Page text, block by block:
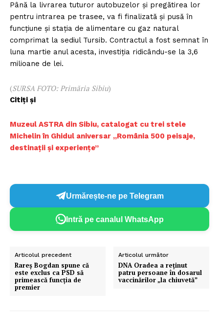
Până la livrarea tuturor autobuzelor și pregătirea lor
pentru intrarea pe trasee, va fi finalizată și pusă în
funcțiune și stația de alimentare cu gaz natural
comprimat la sediul Tursib. Contractul a fost semnat în
luna martie anul acesta, investiția ridicându-se la 3,6
milioane de lei.
(SURSA FOTO: Primăria Sibiu)
Citiți și
Muzeul ASTRA din Sibiu, catalogat cu trei stele
Michelin în Ghidul aniversar ,,România 500 peisaje,
destinații și experiențe”
Urmărește-ne pe Telegram
Intră pe canalul WhatsApp
Articolul precedent
Rareş Bogdan spune că
este exclus ca PSD să
primească funcţia de
premier
Articolul următor
DNA Oradea a reținut
patru persoane în dosarul
vaccinărilor „la chiuvetă”